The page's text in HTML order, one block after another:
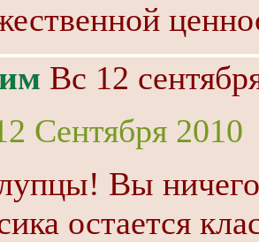
Вс 12
Сентября 2010
Вы ничего
остается